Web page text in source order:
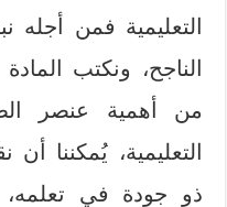
التعليمية فمن أجله
الناجح، ونكتب
من أهمية عنصر
التعليمية، يُمكننا
ذو جودة في تعلمه،